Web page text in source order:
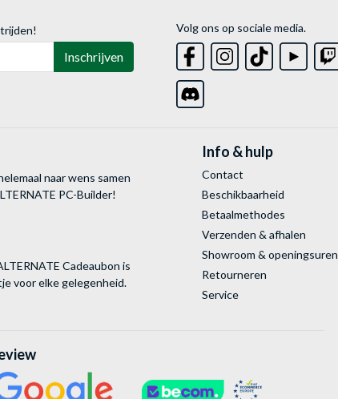
Inschrijven
Volg ons op sociale media.
naar wens samen
PC-Builder!
Cadeaubon is
voor elke gelegenheid.
Info & hulp
Contact
Beschikbaarheid
Betaalmethodes
Verzenden & afhalen
Showroom & openingsuren
Retourneren
Service